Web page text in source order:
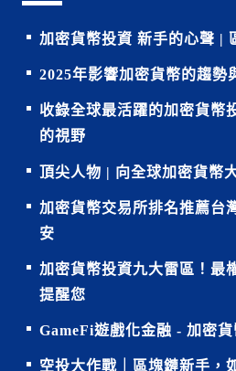
加密貨幣投資 新手的心聲 |
2025年影響加密貨幣的趨勢
收錄全球最活躍的加密貨幣
的視野
頂尖人物 | 向全球加密貨幣
加密貨幣交易所排名推薦台
安
加密貨幣投資九大雷區！最
提醒您
GameFi遊戲化金融 - 加密
空投大作戰｜區塊鏈新手，